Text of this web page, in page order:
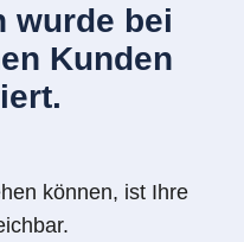
wurde bei
Kunden
können, ist Ihre